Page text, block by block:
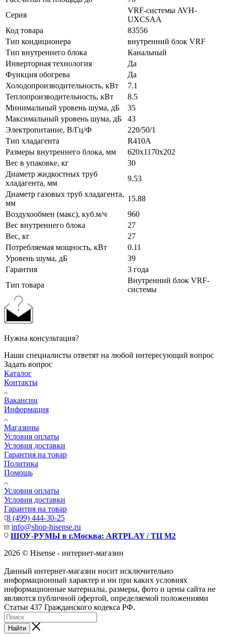
Серия
VRF-системы AVH-
UXCSAA
Код товара
83556
Тип кондиционера
внутренний блок VRF
Тип внутреннего блока
Канальный
Инверторная технология
Да
Функция обогрева
Да
Холодопроизводительность, кВт
7.1
Теплопроизводительность, кВт
8.5
Минимальный уровень шума, дБ
35
Максимальный уровень шума, дБ
43
Электропитание, В/Гц/Ф
220/50/1
Тип хладагента
R410A
Размеры внутреннего блока, мм
620x1170x202
Вес в упаковке, кг
30
Диаметр жидкостных труб
хладагента, мм
9.53
Диаметр газовых труб хладагента,
мм
15.88
Воздухообмен (макс), куб.м/ч
960
Вес внутреннего блока
27
Вес, кг
27
Потребляемая мощность, кВт
0.11
Уровень шума, дБ
39
Гарантия
3 года
Тип товара
Внутренний блок VRF-
системы
Нужна консультация?
Наши специалисты ответят на любой интересующий вопрос
Задать вопрос
Каталог
Контакты
Вакансии
Информация
Магазины
Условия оплаты
Условия доставки
Гарантия на товар
Политика
Помощь
Условия оплаты
Условия доставки
Гарантия на товар
8 (499) 444-30-25
info@shop-hisense.ru
ШОУ-РУМЫ в г.Москва: ARTPLAY / ТЦ М2
2026 © Hisense - интернет-магазин
Данный интернет-магазин носит исключительно
информационный характер и ни при каких условиях
информационные материалы, размеры, фото и цены сайта не
являются публичной офертой, определяемой положениями
Статьи 437 Гражданского кодекса РФ.
Найти